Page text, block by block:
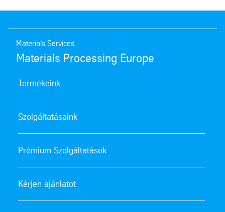
Materials Services
Materials Processing Europe
Termékeink
Szolgáltatásaink
Prémium Szolgáltatások
Kérjen ajánlatot